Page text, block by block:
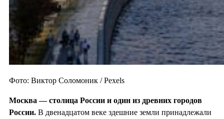
Фото: Виктор Соломоник / Pexels
Москва — столица России и один из древних городов
России. В двенадцатом веке здешние земли принадлежали